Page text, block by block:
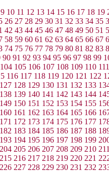
9 10 11 12 13 14 15 16 17 18 19
26 27 28 29 30 31 32 33 34 35
42 43 44 45 46 47 48 49 50 51
58 59 60 61 62 63 64 65 66 67
74 75 76 77 78 79 80 81 82 83
90 91 92 93 94 95 96 97 98 99
104 105 106 107 108 109 110 111
116 117 118 119 120 121 122
127 128 129 130 131 132 133
138 139 140 141 142 143 144
149 150 151 152 153 154 155
160 161 162 163 164 165 166
171 172 173 174 175 176 177
182 183 184 185 186 187 188
193 194 195 196 197 198 199
204 205 206 207 208 209 210
215 216 217 218 219 220 221
226 227 228 229 230 231 232